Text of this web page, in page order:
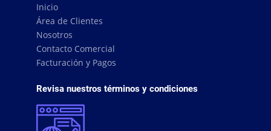
Inicio
Área de Clientes
Nosotros
Contacto Comercial
Facturación y Pagos
Revisa nuestros términos y condiciones